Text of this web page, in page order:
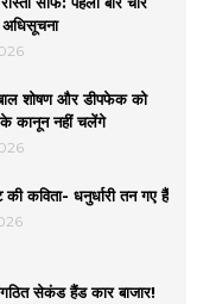
अधिसूचना
शोषण और डीपफेक को
के कानून नहीं चलेंगे
कविता- धनुर्धारी तन गए हैं
सेकंड हैंड कार बाजार!